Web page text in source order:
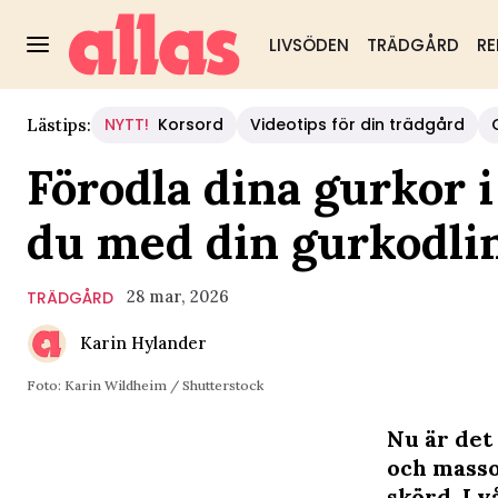
LIVSÖDEN TRÄDGÅRD
Lästips: NYTT! Korsord Videotips för din trädgård
Förodla dina gurkor
du med din
TRÄDGÅRD 28 mar, 2026
Karin Hylander
Foto: Karin Wildheim / Shutterstock
Nu är
och